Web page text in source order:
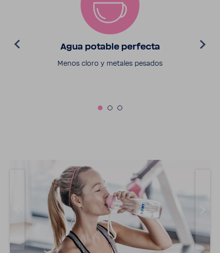
Agua potable perfecta
Menos cloro y metales pesados